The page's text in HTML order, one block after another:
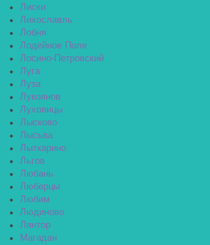
Лиски
Лихославль
Лобня
Лодейное Поле
Лосино-Петровский
Луга
Луза
Лукоянов
Луховицы
Лысково
Лысьва
Лыткарино
Льгов
Любань
Люберцы
Любим
Людиново
Лянтор
Магадан